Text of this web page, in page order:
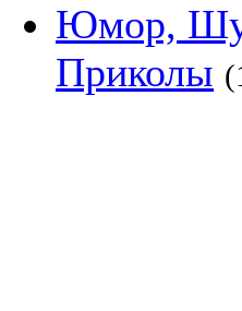
Юмор,
Приколы